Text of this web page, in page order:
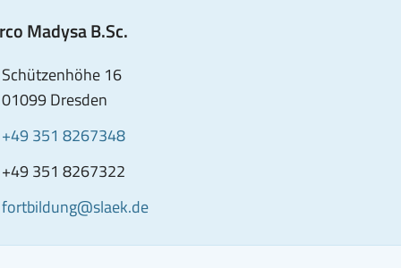
Madysa B.Sc.
Schützenhöhe 16,
01099 Dresden
Anrufen
Marco
Madysa
+49 351 8267348
CONTACT_BLOCK_FAX_NUMBER_SRONLY
+49 351 8267322
E-
fortbildung@slaek.de